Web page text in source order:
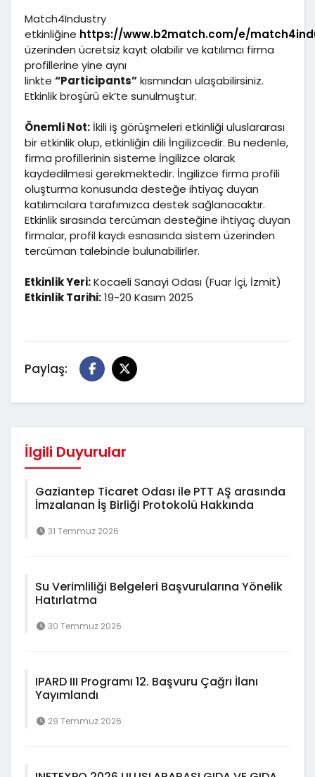
Match4Industry
etkinliğine https://www.b2match.com/e/
üzerinden ücretsiz kayıt olabilir ve katılımcı firma
profillerine yine aynı
linkte “Participants”kısmından ulaşabilirsiniz.
Etkinlik broşürü ek’te sunulmuştur.
Önemli Not: İkili iş görüşmeleri etkinliği uluslararası
bir etkinlik olup, etkinliğin dili İngilizcedir. Bu nedenle,
firma profillerinin sisteme İngilizce olarak
kaydedilmesi gerekmektedir. İngilizce firma profili
oluşturma konusunda desteğe ihtiyaç duyan
katılımcılara tarafımızca destek sağlanacaktır.
Etkinlik sırasında tercüman desteğine ihtiyaç duyan
firmalar, profil kaydı esnasında sistem üzerinden
tercüman talebinde bulunabilirler.
Etkinlik Yeri:Kocaeli Sanayi Odası (Fuar İçi, İzmit)
Etkinlik Tarihi:19-20 Kasım 2025
Paylaş:
İlgili Duyurular
Gaziantep Ticaret Odası ile PTT AŞ arasında
İmzalanan İş Birliği Protokolü Hakkında
31 Temmuz 2026
Su Verimliliği Belgeleri Başvurularına Yönelik
Hatırlatma
30 Temmuz 2026
IPARD III Programı 12. Başvuru Çağrı İlanı
Yayımlandı
29 Temmuz 2026